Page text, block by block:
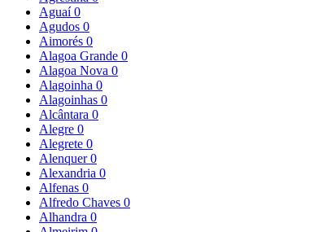
Aguaí0
Agudos 0
Aimorés 0
Alagoa Grande 0
Alagoa Nova 0
Alagoinha 0
Alagoinhas 0
Alcântara 0
Alegre 0
Alegrete 0
Alenquer0
Alexandria 0
Alfenas 0
Alfredo Chaves 0
Alhandra 0